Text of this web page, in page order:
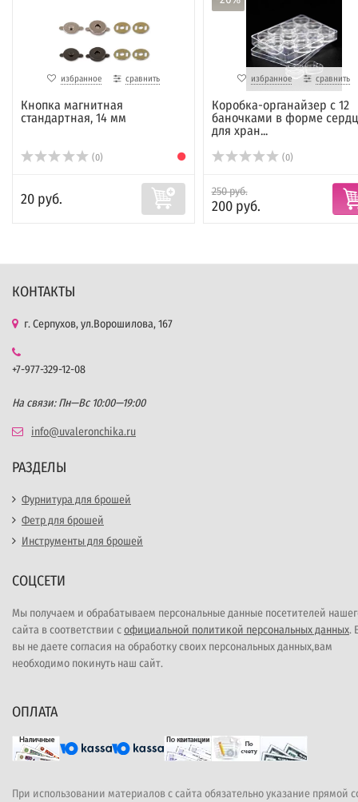
избранное сравнить
Кнопка магнитная
стандартная, 14 мм
(0)
20 руб.
избранное сравнить
Коробка-органайзер с 12
баночками в форме
для хран...
(0)
250 руб.
200 руб.
КОНТАКТЫ
г. Серпухов, ул.Ворошилова, 167
+7-977-329-12-08
На связи: Пн—Вс 10:00—19:00
info@uvaleronchika.ru
РАЗДЕЛЫ
Фурнитура для брошей
Фетр для брошей
Инструменты для брошей
СОЦСЕТИ
Мы получаем и обрабатываем персональные данные посетителей
сайта в соответствии софициальной политикой персональных данных.
вы не даете согласия на обработку своих персональных данных,вам
необходимо покинуть наш сайт.
ОПЛАТА
При использовании материалов с сайта обязательно указание прямой